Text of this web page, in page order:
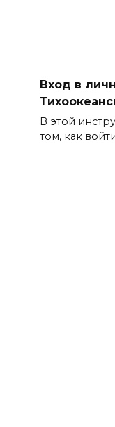
Вход в
В этой
том, как